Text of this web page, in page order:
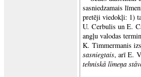
sasniedzamais
pretēji viedokļi: 1)
U. Cerbulis un E.
angļu valodas
K. Timmermanis
sasniegtais, arī E.
tehniskā līmeņa